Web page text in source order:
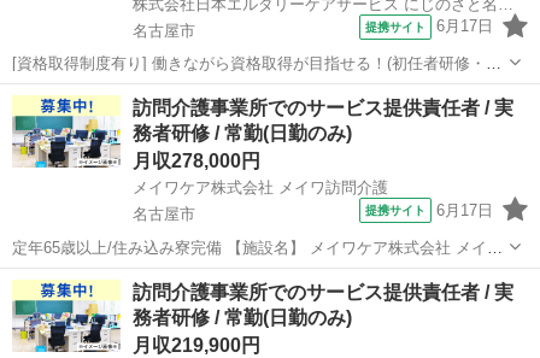
名古屋市
提携サイト 6月17日
[資格取得制度有り] 働きながら資格取得が目指せる！(初任者研修・実
務者研修・介護福祉士)/20代・30代が活躍できる！/定年65歳以上 【施
設名】 株式会社日本エルダリーケアサービス にじのさと名東サービス
センター 【...
愛知 名古屋市 介護士
訪問介護事業所でのサービス提供責任者 / 実
務者研修 / 常勤(日勤のみ)
月収278,000円
メイワケア株式会社 メイワ訪問介護
名古屋市
提携サイト 6月17日
定年65歳以上/住み込み寮完備 【施設名】 メイワケア株式会社 メイワ
訪問介護 【勤務地】 愛知県 名古屋市昭和区 【アクセス】 荒畑駅から
徒歩13分 荒畑駅/桜山駅/御器所駅 【雇用形態】常勤(日勤のみ) 【募
集...
愛知 名古屋市 介護士
訪問介護事業所でのサービス提供責任者 / 実
務者研修 / 常勤(日勤のみ)
月収219,900円